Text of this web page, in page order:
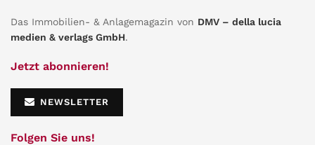
Das Immobilien- & Anlagemagazin von DMV – della lucia
medien & verlags GmbH.
Jetzt abonnieren!
NEWSLETTER
Folgen Sie uns!